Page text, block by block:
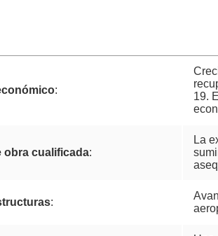
:
19.
obra cualificada:
La
: